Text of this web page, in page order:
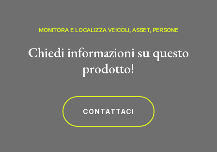
MONITORA E LOCALIZZA VEICOLI, ASSET, PERSONE
Chiedi informazioni su questo
prodotto!
CONTATTACI